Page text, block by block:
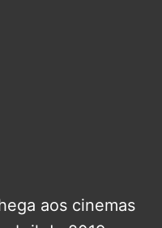
aos cinemas